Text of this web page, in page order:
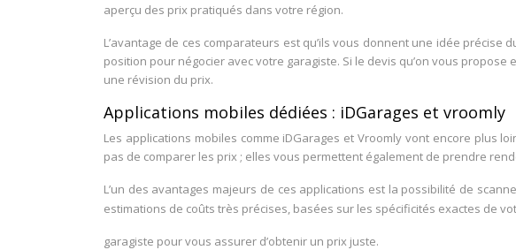
aperçu des prix pratiqués dans votre région.
L’avantage de ces comparateurs est qu’ils vous donnent une idée précise
position pour négocier avec votre garagiste. Si le devis qu’on vous
une révision du prix.
Applications mobiles dédiées : iDGarages et vroomly
Les applications mobiles comme iDGarages et Vroomly vont encore plus
pas de comparer les prix ; elles vous permettent également de prendre
L’un des avantages majeurs de ces applications est la possibilité de
estimations de coûts très précises, basées sur les spécificités exactes de
garagiste pour vous assurer d’obtenir un prix juste.